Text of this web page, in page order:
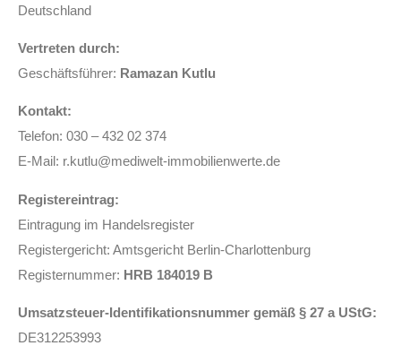
Deutschland
Vertreten durch:
Geschäftsführer: Ramazan Kutlu
Kontakt:
Telefon: 030 – 432 02 374
E-Mail: r.kutlu@mediwelt-immobilienwerte.de
Registereintrag:
Eintragung im Handelsregister
Registergericht: Amtsgericht Berlin-Charlottenburg
Registernummer: HRB 184019 B
Umsatzsteuer-Identifikationsnummer gemäß § 27 a UStG:
DE312253993